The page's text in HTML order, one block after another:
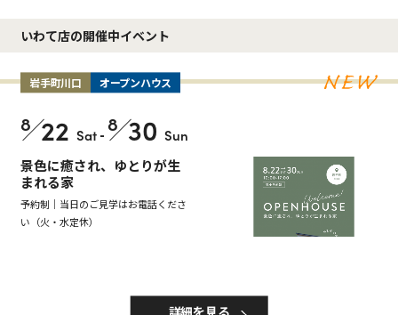
いわて店の開催中イベント
岩手町川口 オープンハウス
8 22 Sat- 8 30 Sun
景色に癒され、ゆとりが生
まれる家
予約制｜当日のご見学はお電話くださ
い（火・水定休）
詳細を見る